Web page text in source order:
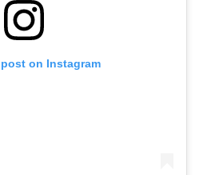
on Instagram